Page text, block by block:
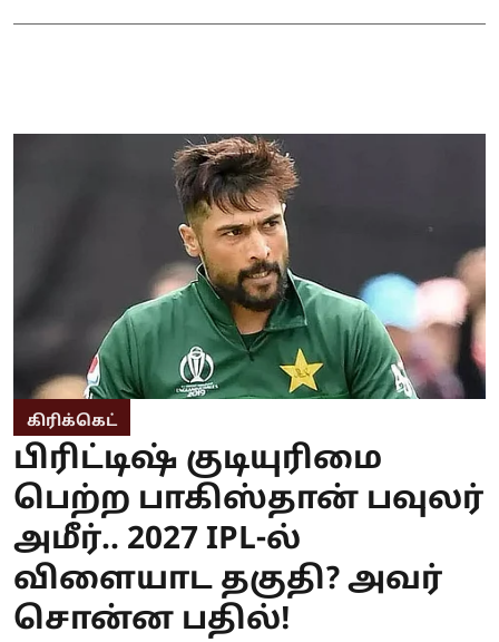
கிரிக்கெட்
பிரிட்டிஷ் குடியுரிமை
பெற்ற பாகிஸ்தான் பவுலர்
அமீர்.. 2027 IPL-ல்
விளையாட தகுதி? அவர்
சொன்ன பதில்!